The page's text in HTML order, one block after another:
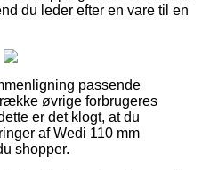
du leder efter en vare til en
passende
øvrige forbrugeres
er det klogt, at du
af Wedi 110 mm
shopper.